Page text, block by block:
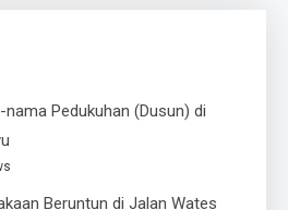
nama Pedukuhan (Dusun) di
Beruntun di Jalan Wates